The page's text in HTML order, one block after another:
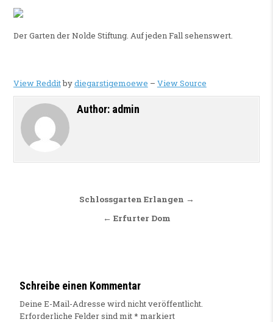
Der Garten der Nolde Stiftung. Auf jeden Fall sehenswert.
View Redditbydiegarstigemoewe – View Source
Author: admin
Beitragsnavigation
Schlossgarten Erlangen →
← Erfurter Dom
Schreibe einen Kommentar
Deine E-Mail-Adresse wird nicht veröffentlicht.
Erforderliche Felder sind mit* markiert